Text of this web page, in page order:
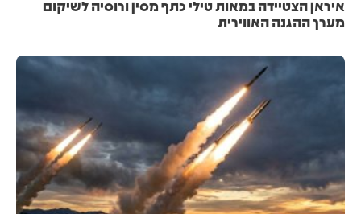
איראן הצטיידה במאות טילי כתף מסין ורוסיה לשיקום
מערך ההגנה האווירית